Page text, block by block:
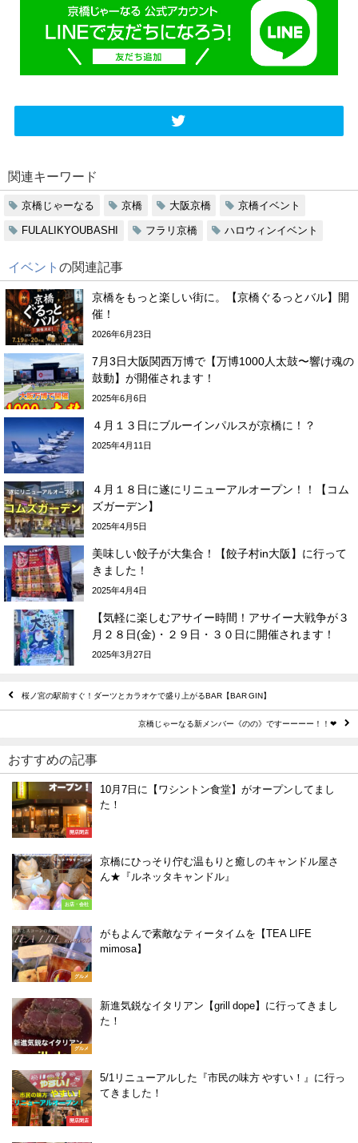
関連キーワード
京橋じゃーなる 京橋 大阪京橋 京橋イベント
FULALIKYOUBASHI フラリ京橋 ハロウィンイベント
イベント の関連記事
京橋をもっと楽しい街に。【京橋ぐるっとバル】開
催！
2026年6月23日
7月3日大阪関西万博で【万博1000人太鼓〜響け魂の
鼓動】が開催されます！
2025年6月6日
４月１３日にブルーインパルスが京橋に！？
2025年4月11日
４月１８日に遂にリニューアルオープン！！【コム
ズガーデン】
2025年4月5日
美味しい餃子が大集合！【餃子村in大阪】に行って
きました！
2025年4月4日
【気軽に楽しむアサイー時間！アサイー大戦争が３
月２８日(金)・２９日・３０日に開催されます！
2025年3月27日
桜ノ宮の駅前すぐ！ダーツとカラオケで盛り上がるBAR【BAR GIN】
京橋じゃーなる新メンバー《のの》ですーーーー！！❤︎
おすすめの記事
開店閉店
10月7日に【ワシントン食堂】がオープンしてまし
た！
お店・会社
京橋にひっそり佇む温もりと癒しのキャンドル屋さ
ん★『ルネッタキャンドル』
グルメ
がもよんで素敵なティータイムを【TEA LIFE
mimosa】
グルメ
新進気鋭なイタリアン【grill dope】に行ってきまし
た！
開店閉店
5/1リニューアルした『市民の味方 やすい！』に行っ
てきました！